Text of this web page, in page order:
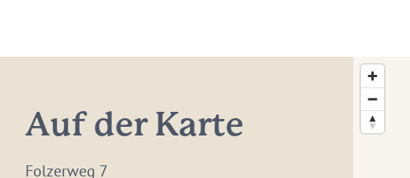
Auf der Karte
Folzerweg 7